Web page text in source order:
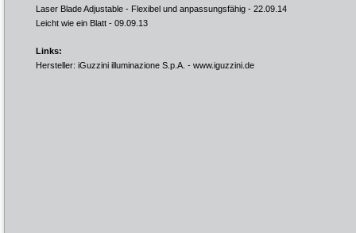
Laser Blade Adjustable - Flexibel und anpassungsfähig - 22.09.14
Leicht wie ein Blatt - 09.09.13
Links:
Hersteller: iGuzzini illuminazione S.p.A. - www.iguzzini.de